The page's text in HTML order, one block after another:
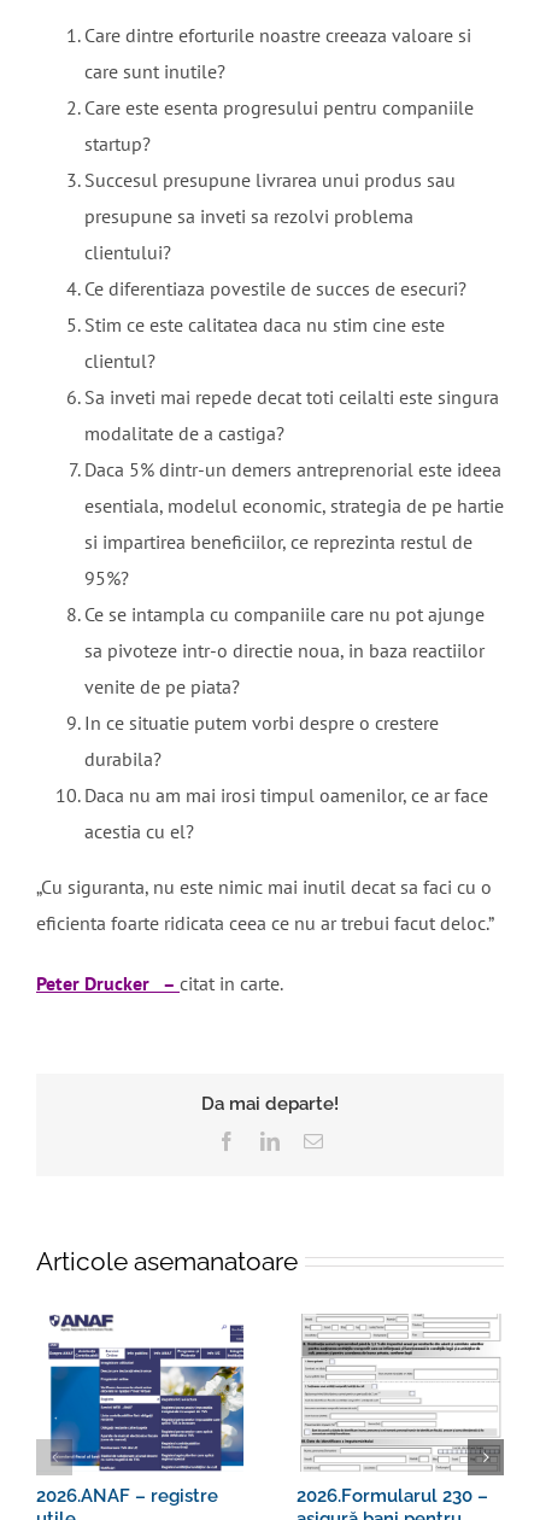
Care dintre eforturile noastre creeaza valoare si
care sunt inutile?
Care este esenta progresului pentru companiile
startup?
Succesul presupune livrarea unui produs sau
presupune sa inveti sa rezolvi problema
clientului?
Ce diferentiaza povestile de succes de esecuri?
Stim ce este calitatea daca nu stim cine este
clientul?
Sa inveti mai repede decat toti ceilalti este singura
modalitate de a castiga?
Daca 5% dintr-un demers antreprenorial este ideea
esentiala, modelul economic, strategia de pe hartie
si impartirea beneficiilor, ce reprezinta restul de
95%?
Ce se intampla cu companiile care nu pot ajunge
sa pivoteze intr-o directie noua, in baza reactiilor
venite de pe piata?
In ce situatie putem vorbi despre o crestere
durabila?
Daca nu am mai irosi timpul oamenilor, ce ar face
acestia cu el?
„Cu siguranta, nu este nimic mai inutil decat sa faci cu o
eficienta foarte ridicata ceea ce nu ar trebui facut deloc.”
Peter Drucker – citat in carte.
Da mai departe!
FacebookLinkedIn
E-
Articole asemanatoare
2026.ANAF – registre
2026.Formularul 230 –